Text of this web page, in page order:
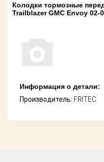
Колодки тормозные
Trailblazer GMC Envoy 02-
Информация о детали:
Производитель: FRITEC